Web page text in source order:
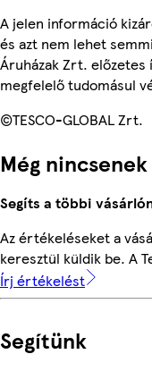
A jelen információ
és azt nem lehet
Áruházak Zrt. előzetes
megfelelő tudomásul
©TESCO-GLOBAL Zrt.
Még
Segíts a többi
Az értékeléseket a
keresztül küldik be. A
Írj értékelést
Segítünk